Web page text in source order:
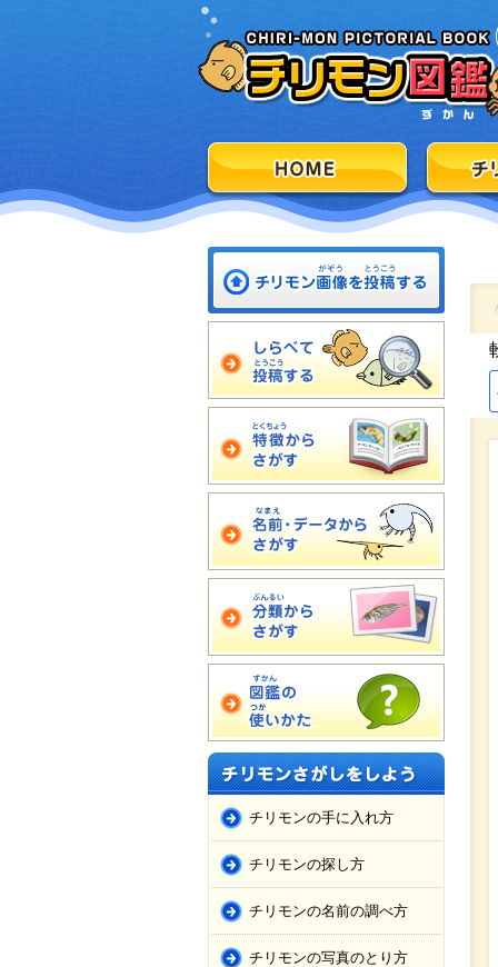
チリモンの手に入れ方
チリモンの探し方
チリモンの名前の調べ方
チリモンの写真のとり方